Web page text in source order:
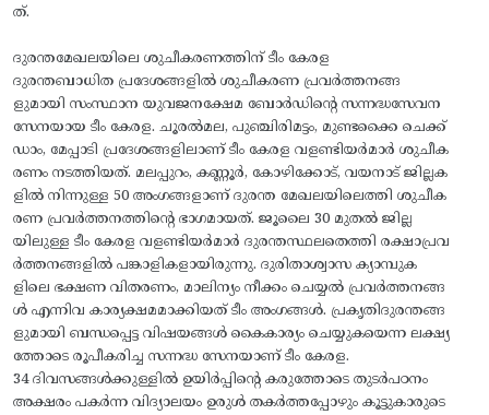
ത്.
ദുരന്തമേഖലയിലെ ശുചീകരണത്തിന് ടീം കേരള
ദുരന്തബാധിത പ്രദേശങ്ങളില്‍ ശുചീകരണ പ്രവര്‍ത്തനങ്ങ
ളുമായി സംസ്ഥാന യുവജനക്ഷേമ ബോര്‍ഡിന്റെ സന്നദ്ധസേവന
സേനയായ ടീം കേരള. ചൂരല്‍മല, പുഞ്ചിരിമട്ടം, മുണ്ടക്കൈ ചെക്ക്
ഡാം, മേപ്പാടി പ്രദേശങ്ങളിലാണ് ടീം കേരള വളണ്ടിയര്‍മാര്‍ ശുചീക
രണം നടത്തിയത്. മലപ്പുറം, കണ്ണൂര്‍, കോഴിക്കോട്, വയനാട് ജില്ലക
ളില്‍ നിന്നുള്ള 50 അംഗങ്ങളാണ് ദുരന്ത മേഖലയിലെത്തി ശുചീക
രണ പ്രവര്‍ത്തനത്തിന്റെ ഭാഗമായത്. ജൂലൈ 30 മുതല്‍ ജില്ല
യിലുള്ള ടീം കേരള വളണ്ടിയര്‍മാര്‍ ദുരന്തസ്ഥലതെത്തി രക്ഷാപ്രവ
ര്‍ത്തനങ്ങളില്‍ പങ്കാളികളായിരുന്നു. ദുരിതാശ്വാസ ക്യാമ്പുക
ളിലെ ഭക്ഷണ വിതരണം, മാലിന്യം നീക്കം ചെയ്യല്‍ പ്രവര്‍ത്തനങ്ങ
ള്‍ എന്നിവ കാര്യക്ഷമമാക്കിയത് ടീം അംഗങ്ങള്‍. പ്രകൃതിദുരന്തങ്ങ
ളുമായി ബന്ധപ്പെട്ട വിഷയങ്ങള്‍ കൈകാര്യം ചെയ്യുകയെന്ന ലക്ഷ്യ
ത്തോടെ രൂപീകരിച്ച സന്നദ്ധ സേനയാണ് ടീം കേരള.
34 ദിവസങ്ങൾക്കുള്ളിൽ ഉയിർപ്പിന്റെ കരുത്തോടെ തുടര്‍പഠനം
അക്ഷരം പകര്‍ന്ന വിദ്യാലയം ഉരുള്‍ തകര്‍ത്തപ്പോഴും കൂട്ടുകാരുടെ